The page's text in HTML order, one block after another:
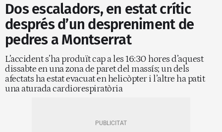
Dos escaladors, en estat crític
després d’un despreniment de
pedres a Montserrat
L’accident s’ha produït cap a les 16:30 hores d’aquest
dissabte en una zona de paret del massís; un dels
afectats ha estat evacuat en helicòpter i l’altre ha patit
una aturada cardiorespiratòria